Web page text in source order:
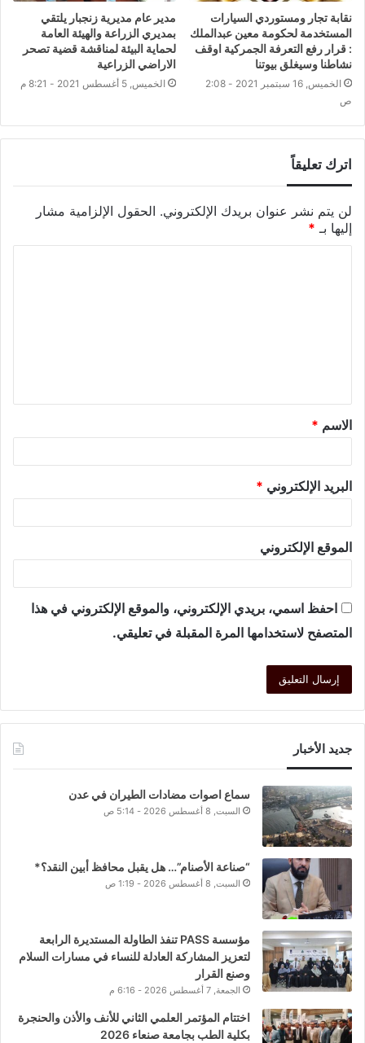
نقابة تجار ومستوردي السيارات
المستخدمة لحكومة معين عبدالملك
: قرار رفع التعرفة الجمركية اوقف
نشاطنا وسيغلق بيوتنا
الخميس, 16 سبتمبر 2021 - 2:08
ص
مدير عام مديرية زنجبار يلتقي
بمديري الزراعة والهيئة العامة
لحماية البيئة لمناقشة قضية تصحر
الاراضي الزراعية
الخميس, 5 أغسطس 2021 - 8:21 م
اترك تعليقاً
لن يتم نشر عنوان بريدك الإلكتروني. الحقول الإلزامية مشار
إليها بـ *
الاسم *
البريد الإلكتروني *
الموقع الإلكتروني
احفظ اسمي، بريدي الإلكتروني، والموقع الإلكتروني في هذا
المتصفح لاستخدامها المرة المقبلة في تعليقي.
جديد الأخبار
سماع اصوات مضادات الطيران في عدن
السبت, 8 أغسطس 2026 - 5:14 ص
“صناعة الأصنام”… هل يقبل محافظ أبين النقد؟*
السبت, 8 أغسطس 2026 - 1:19 ص
مؤسسة PASS تنفذ الطاولة المستديرة الرابعة
لتعزيز المشاركة العادلة للنساء في مسارات السلام
وصنع القرار
الجمعة, 7 أغسطس 2026 - 6:16 م
اختتام المؤتمر العلمي الثاني للأنف والأذن والحنجرة
بكلية الطب بجامعة صنعاء 2026